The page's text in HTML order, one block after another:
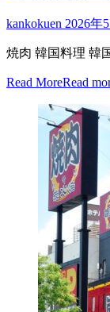
kankokuen 2026年
焼肉 韓国料理 韓
Read MoreRead